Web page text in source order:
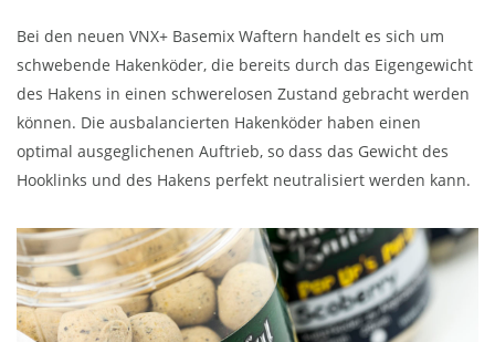
Bei den neuen VNX+ Basemix Waftern handelt es sich um
schwebende Hakenköder, die bereits durch das Eigengewicht
des Hakens in einen schwerelosen Zustand gebracht werden
können. Die ausbalancierten Hakenköder haben einen
optimal ausgeglichenen Auftrieb, so dass das Gewicht des
Hooklinks und des Hakens perfekt neutralisiert werden kann.